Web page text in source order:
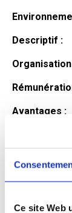
Ce site Web
Descriptif :
Avantages :